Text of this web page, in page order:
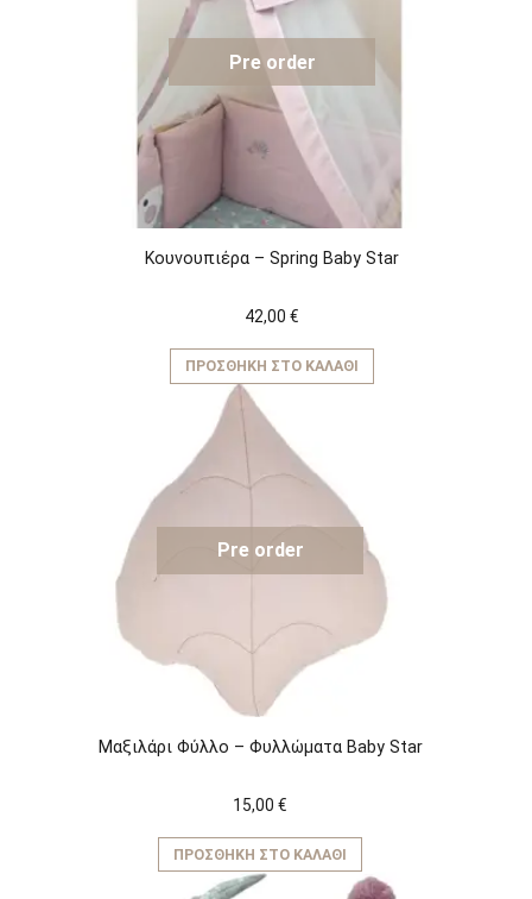
Pre order
Κουνουπιέρα – Spring Baby Star
42,00 €
ΠΡΟΣΘΉΚΗ ΣΤΟ ΚΑΛΆΘΙ
Pre order
Μαξιλάρι Φύλλο – Φυλλώματα Baby Star
15,00 €
ΠΡΟΣΘΉΚΗ ΣΤΟ ΚΑΛΆΘΙ